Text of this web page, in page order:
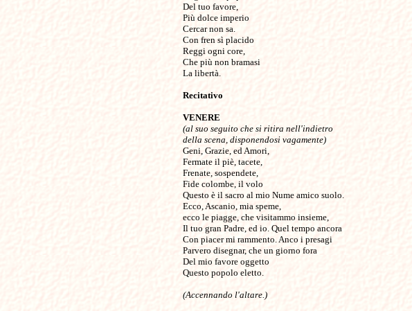
Del tuo favore,
Più dolce imperio
Cercar non sa.
Con fren sì placido
Reggi ogni core,
Che più non bramasi
La libertà.
Recitativo
VENERE
(al suo seguito che si ritira nell'indietro
della scena, disponendosi vagamente)
Geni, Grazie, ed Amori,
Fermate il piè, tacete,
Frenate, sospendete,
Fide colombe, il volo
Questo è il sacro al mio Nume amico suolo.
Ecco, Ascanio, mia speme,
ecco le piagge, che visitammo insieme,
Il tuo gran Padre, ed io. Quel tempo ancora
Con piacer mi rammento. Anco i presagi
Parvero disegnar, che un giorno fora
Del mio favore oggetto
Questo popolo eletto.
(Accennando l'altare.)